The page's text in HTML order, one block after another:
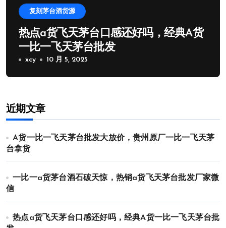
复刻茅台酒货源
热点a货飞天茅台口感还好吗，经典A货
一比一飞天茅台批发
xcy 10 月 5, 2025
近期文章
A货一比一飞天茅台批发大放价，贵州原厂一比一飞天茅
台拿货
一比一a货茅台酒石破天惊，热销a货飞天茅台批发厂家微
信
热点a货飞天茅台口感还好吗，经典A货一比一飞天茅台批